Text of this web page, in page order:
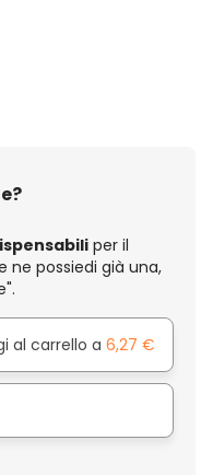
per il
ne possiedi già una,
al carrello a 6,27 €